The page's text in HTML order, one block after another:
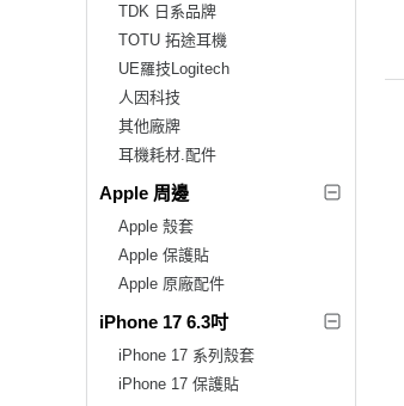
TDK 日系品牌
TOTU 拓途耳機
UE羅技Logitech
人因科技
其他廠牌
耳機耗材.配件
Apple 周邊
Apple 殼套
Apple 保護貼
Apple 原廠配件
iPhone 17 6.3吋
iPhone 17 系列殼套
iPhone 17 保護貼